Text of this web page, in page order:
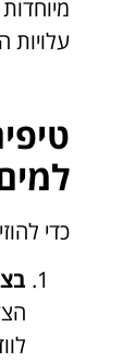
עלויות ההתקנה
כדי